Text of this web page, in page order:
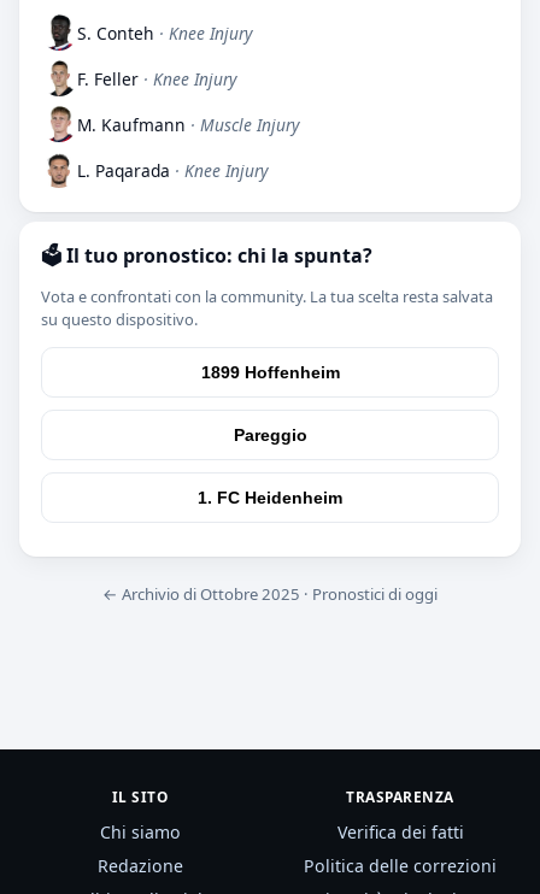
S. Conteh · Knee Injury
F. Feller · Knee Injury
M. Kaufmann · Muscle Injury
L. Paqarada · Knee Injury
🗳️ Il tuo pronostico: chi la spunta?
Vota e confrontati con la community. La tua scelta resta salvata
su questo dispositivo.
1899 Hoffenheim
Pareggio
1. FC Heidenheim
← Archivio di Ottobre 2025 · Pronostici di oggi
IL SITO
Chi siamo
Redazione
TRASPARENZA
Verifica dei fatti
Politica delle correzioni